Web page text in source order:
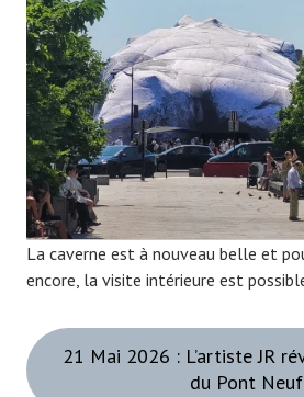
La caverne est à nouveau belle et
encore, la visite intérieure est
21 Mai 2026 : L’artiste JR
du Pont Neuf